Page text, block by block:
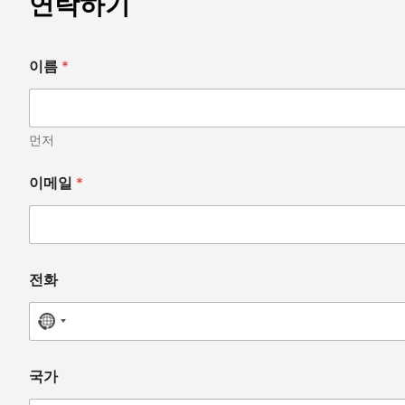
타
인
?
이
로
프
터
화
이름 *
먼저
이메일 *
전화
No country selected
국가